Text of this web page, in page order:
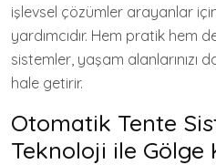
işlevsel çözümler arayanlar
yardımcıdır. Hem pratik hem
sistemler, yaşam alanlarınızı
hale getirir.
Otomatik Tente
Teknoloji ile Gölge